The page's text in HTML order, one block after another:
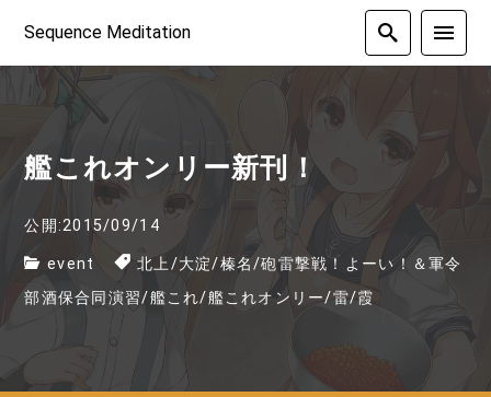
Sequence Meditation
艦これオンリー新刊！
公開:2015/09/14
event 北上/大淀/榛名/砲雷撃戦！よーい！＆軍令
部酒保合同演習/艦これ/艦これオンリー/雷/霞